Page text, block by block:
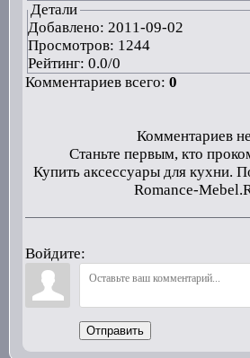
Детали
Добавлено: 2011-09-02
Просмотров: 1244
Рейтинг: 0.0/0
Комментариев всего: 0
Комментариев
Станьте первым, кто
Купить аксессуары для кухни.
Romance-
Войдите:
Отправить